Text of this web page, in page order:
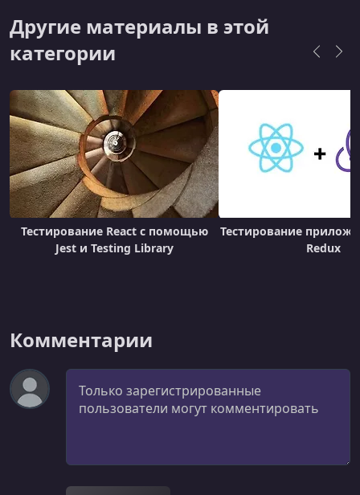
Другие материалы в этой
категории
Тестирование React с помощью
Jest и Testing Library
Тестирование
Redux
Комментарии
Комментарий